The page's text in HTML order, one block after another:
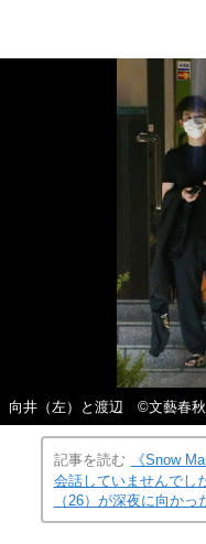
向井（左）と渡辺 ©文藝春秋
記事を読む
《Snow
会話していませんでし
（26）が深夜に向かっ